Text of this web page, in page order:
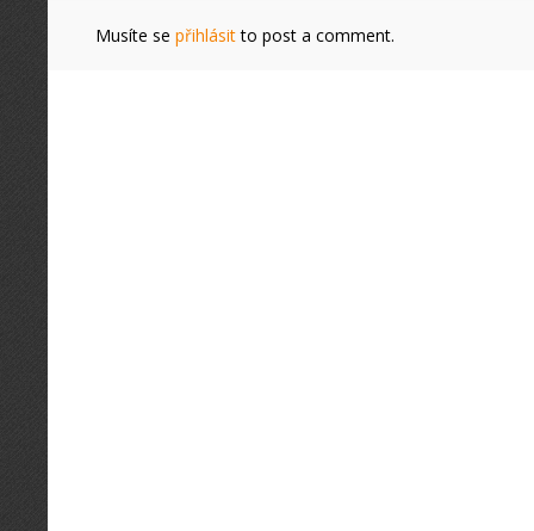
Musíte se přihlásitto post a comment.